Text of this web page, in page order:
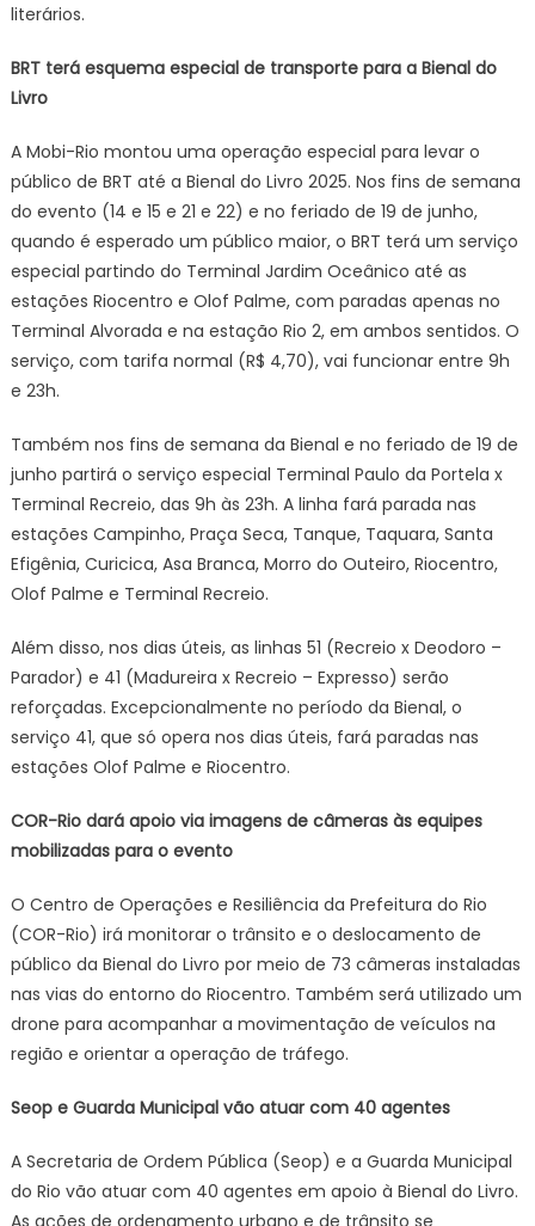
literários.
BRT terá esquema especial de transporte para a Bienal do
Livro
A Mobi-Rio montou uma operação especial para levar o
público de BRT até a Bienal do Livro 2025. Nos fins de semana
do evento (14 e 15 e 21 e 22) e no feriado de 19 de junho,
quando é esperado um público maior, o BRT terá um serviço
especial partindo do Terminal Jardim Oceânico até as
estações Riocentro e Olof Palme, com paradas apenas no
Terminal Alvorada e na estação Rio 2, em ambos sentidos. O
serviço, com tarifa normal (R$ 4,70), vai funcionar entre 9h
e 23h.
Também nos fins de semana da Bienal e no feriado de 19 de
junho partirá o serviço especial Terminal Paulo da Portela x
Terminal Recreio, das 9h às 23h. A linha fará parada nas
estações Campinho, Praça Seca, Tanque, Taquara, Santa
Efigênia, Curicica, Asa Branca, Morro do Outeiro, Riocentro,
Olof Palme e Terminal Recreio.
Além disso, nos dias úteis, as linhas 51 (Recreio x Deodoro –
Parador) e 41 (Madureira x Recreio – Expresso) serão
reforçadas. Excepcionalmente no período da Bienal, o
serviço 41, que só opera nos dias úteis, fará paradas nas
estações Olof Palme e Riocentro.
COR-Rio dará apoio via imagens de câmeras às equipes
mobilizadas para o evento
O Centro de Operações e Resiliência da Prefeitura do Rio
(COR-Rio) irá monitorar o trânsito e o deslocamento de
público da Bienal do Livro por meio de 73 câmeras instaladas
nas vias do entorno do Riocentro. Também será utilizado um
drone para acompanhar a movimentação de veículos na
região e orientar a operação de tráfego.
Seop e Guarda Municipal vão atuar com 40 agentes
A Secretaria de Ordem Pública (Seop) e a Guarda Municipal
do Rio vão atuar com 40 agentes em apoio à Bienal do Livro.
As ações de ordenamento urbano e de trânsito se